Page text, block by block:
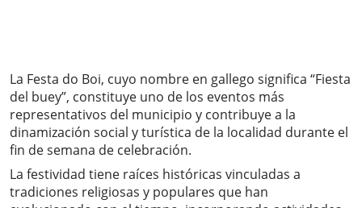
La Festa do Boi, cuyo nombre en gallego significa “Fiesta
del buey”, constituye uno de los eventos más
representativos del municipio y contribuye a la
dinamización social y turística de la localidad durante el
fin de semana de celebración.
La festividad tiene raíces históricas vinculadas a
tradiciones religiosas y populares que han